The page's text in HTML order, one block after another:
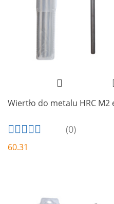
Wiertło do metalu HRC
(0)
60.31